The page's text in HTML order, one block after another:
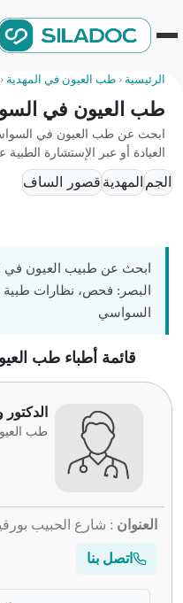
الرئيسية‹طب العيون في المهدية‹
طب العيون في
ابحث عن طب العيون في
العيادة أو عبر الإستشارة الطبية
الجمالمهدية قصور الساف
ابحث عن طبيب العيون في
البصر: فحص، نظارات طبية
السواسي
قائمة أطباء طب
الدكتور
طب العيون
العنوان : شارع الحبيب
اتصل بنا